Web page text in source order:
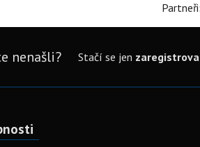
nenašli? Stačí se jen